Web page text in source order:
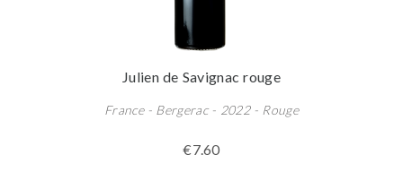
Julien de Savignac rouge
France - Bergerac - 2022 - Rouge
€7.60